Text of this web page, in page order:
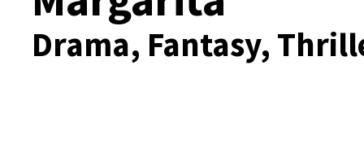
Drama, Fantasy,